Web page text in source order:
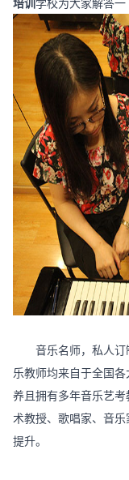
音乐名师，私人订
乐教师均来自于全国
养且拥有多年音乐艺
术教授、歌唱家、音
提升。